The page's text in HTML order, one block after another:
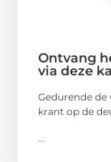
Ontvang
via deze
Gedurende
krant op de